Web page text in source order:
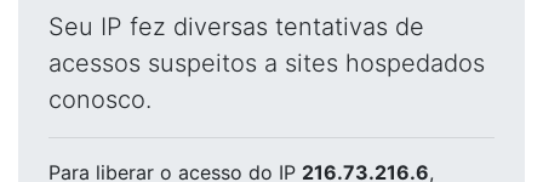
Seu IP fez diversas tentativas de
acessos suspeitos a sites hospedados
conosco.
Para liberar o acesso do IP 216.73.216.6,